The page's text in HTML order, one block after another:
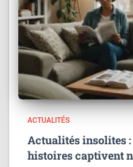
ACTUALITÉS
Actualités insolites
histoires captivent